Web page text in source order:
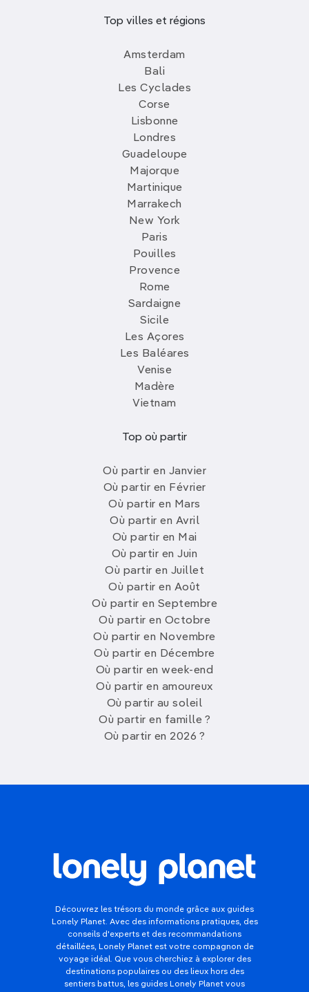
Top villes et régions
Amsterdam
Bali
Les Cyclades
Corse
Lisbonne
Londres
Guadeloupe
Majorque
Martinique
Marrakech
New York
Paris
Pouilles
Provence
Rome
Sardaigne
Sicile
Les Açores
Les Baléares
Venise
Madère
Vietnam
Top où partir
Où partir en Janvier
Où partir en Février
Où partir en Mars
Où partir en Avril
Où partir en Mai
Où partir en Juin
Où partir en Juillet
Où partir en Août
Où partir en Septembre
Où partir en Octobre
Où partir en Novembre
Où partir en Décembre
Où partir en week-end
Où partir en amoureux
Où partir au soleil
Où partir en famille ?
Où partir en 2026 ?
Découvrez les trésors du monde grâce aux guides
Lonely Planet. Avec des informations pratiques, des
conseils d'experts et des recommandations
détaillées, Lonely Planet est votre compagnon de
voyage idéal. Que vous cherchiez à explorer des
destinations populaires ou des lieux hors des
sentiers battus, les guides Lonely Planet vous